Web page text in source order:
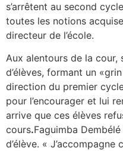
s’arrêtent au second
toutes les notions
directeur de l’école.
Aux alentours de la cour,
d’élèves, formant un
direction du premier
pour l’encourager et lui
arrive que ces élèves
cours.Faguimba
d’élève. «